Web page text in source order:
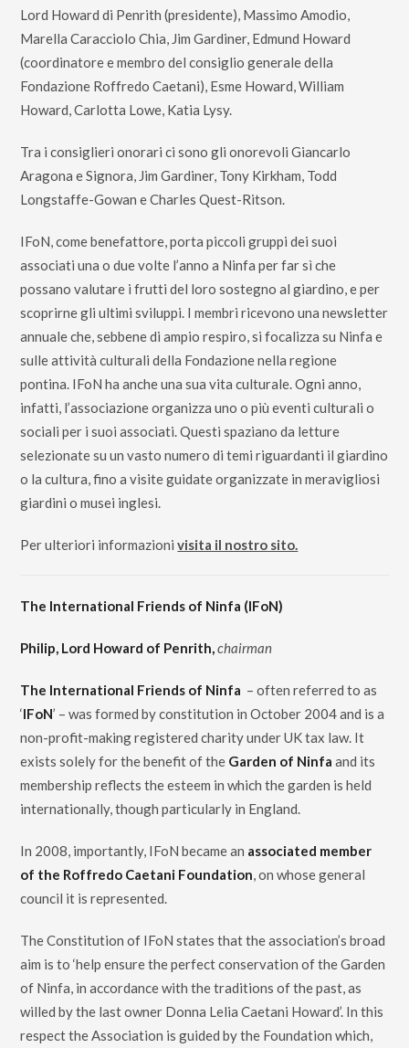
Lord Howard di Penrith (presidente), Massimo Amodio,
Marella Caracciolo Chia, Jim Gardiner, Edmund Howard
(coordinatore e membro del consiglio generale della
Fondazione Roffredo Caetani), Esme Howard, William
Howard, Carlotta Lowe, Katia Lysy.
Tra i consiglieri onorari ci sono gli onorevoli Giancarlo
Aragona e Signora, Jim Gardiner, Tony Kirkham, Todd
Longstaffe-Gowan e Charles Quest-Ritson.
IFoN, come benefattore, porta piccoli gruppi dei suoi
associati una o due volte l’anno a Ninfa per far sì che
possano valutare i frutti del loro sostegno al giardino, e per
scoprirne gli ultimi sviluppi. I membri ricevono una newsletter
annuale che, sebbene di ampio respiro, si focalizza su Ninfa e
sulle attività culturali della Fondazione nella regione
pontina. IFoN ha anche una sua vita culturale. Ogni anno,
infatti, l’associazione organizza uno o più eventi culturali o
sociali per i suoi associati. Questi spaziano da letture
selezionate su un vasto numero di temi riguardanti il giardino
o la cultura, fino a visite guidate organizzate in meravigliosi
giardini o musei inglesi.
Per ulteriori informazionivisita il nostro sito.
The International Friends of Ninfa (IFoN)
Philip, Lord Howard of Penrith,chairman
The International Friends of Ninfa – often referred to as
‘IFoN’ – was formed by constitution in October 2004 and is a
non-profit-making registered charity under UK tax law. It
exists solely for the benefit of the Garden of Ninfa and its
membership reflects the esteem in which the garden is held
internationally, though particularly in England.
In 2008, importantly, IFoN became an associated member
of the Roffredo Caetani Foundation, on whose general
council it is represented.
The Constitution of IFoN states that the association’s broad
aim is to ‘help ensure the perfect conservation of the Garden
of Ninfa, in accordance with the traditions of the past, as
willed by the last owner Donna Lelia Caetani Howard’. In this
respect the Association is guided by the Foundation which,